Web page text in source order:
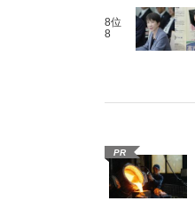
8位
8
PR